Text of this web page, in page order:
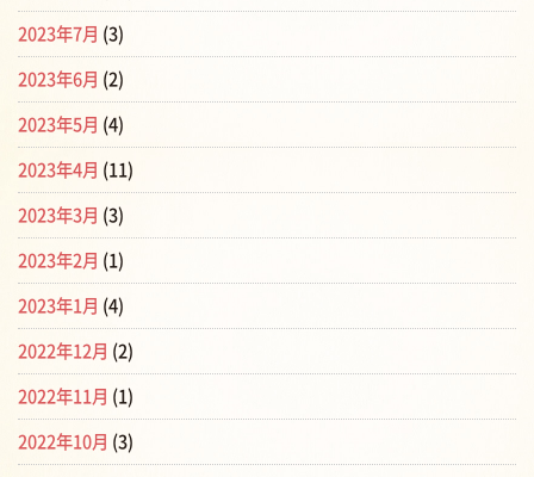
2023年7月 (3)
2023年6月 (2)
2023年5月 (4)
2023年4月 (11)
2023年3月 (3)
2023年2月 (1)
2023年1月 (4)
2022年12月 (2)
2022年11月 (1)
2022年10月 (3)